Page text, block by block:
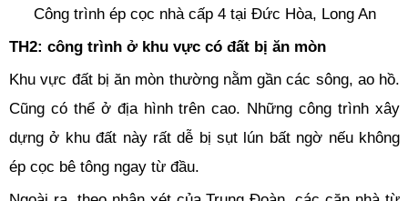
Công trình ép cọc nhà cấp 4 tại Đức Hòa, Long An
TH2: công trình ở khu vực có đất bị ăn mòn
Khu vực đất bị ăn mòn thường nằm gần các sông, ao hồ.
Cũng có thể ở địa hình trên cao. Những công trình xây
dựng ở khu đất này rất dễ bị sụt lún bất ngờ nếu không
ép cọc bê tông ngay từ đầu.